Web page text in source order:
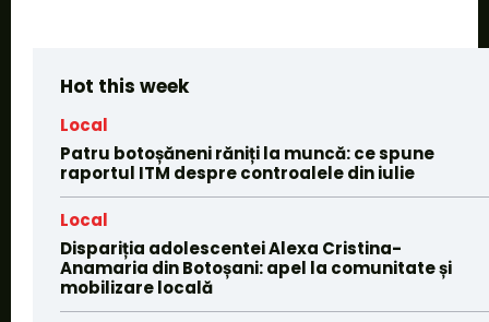
Hot this week
Local
Patru botoșăneni răniți la muncă: ce spune
raportul ITM despre controalele din iulie
Local
Dispariția adolescentei Alexa Cristina-
Anamaria din Botoșani: apel la comunitate și
mobilizare locală